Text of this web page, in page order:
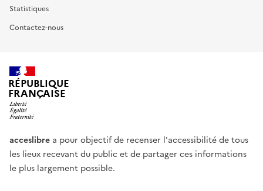
Statistiques
Contactez-nous
RÉPUBLIQUE
FRANÇAISE
acceslibre a pour objectif de recenser l'accessibilité de tous
les lieux recevant du public et de partager ces informations
le plus largement possible.